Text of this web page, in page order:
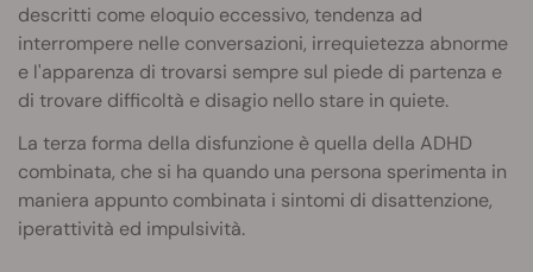
descritti come eloquio eccessivo, tendenza ad
interrompere nelle conversazioni, irrequietezza abnorme
e l'apparenza di trovarsi sempre sul piede di partenza e
di trovare difficoltà e disagio nello stare in quiete.
La terza forma della disfunzione è quella della ADHD
combinata, che si ha quando una persona sperimenta in
maniera appunto combinata i sintomi di disattenzione,
iperattività ed impulsività.